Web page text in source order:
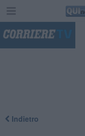
Indietro